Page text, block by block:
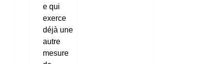
e qui
exerce
déjà une
autre
mesure